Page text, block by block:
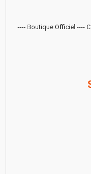
---- Boutique Officiel ----